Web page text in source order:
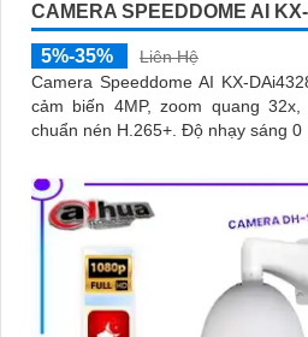
CAMERA SPEEDDOME AI
5%-35%
Liên Hệ
Camera Speeddome AI KX-
cảm biến 4MP, zoom quang
chuẩn nén H.265+. Độ nhạy sáng 0